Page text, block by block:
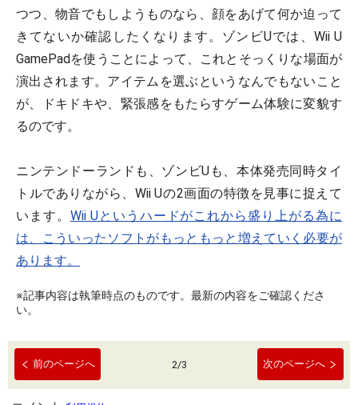
つつ、物音でもしようものなら、顔をあげて何か迫って
きてないか確認したくなります。ゾンビUでは、Wii U
GamePadを使うことによって、これとそっくりな場面が
演出されます。アイテムを選ぶというなんでもないこと
が、ドキドキや、緊張感をもたらすゲーム体験に変貌す
るのです。
ニンテンドーランドも、ゾンビUも、本体発売同時タイ
トルでありながら、Wii Uの2画面の特徴を見事に捉えて
います。 Wii Uというハードがこれから盛り上がる為に
は、こういったソフトがもっともっと増えていく必要が
あります。
※記事内容は執筆時点のものです。最新の内容をご確認くださ
い。
前のページへ 2/3 次のページへ